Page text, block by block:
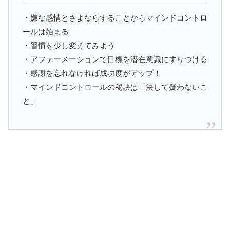
・嫌な感情とさよならすることからマインドコントロ
ールは始まる
・習慣を少し変えてみよう
・アファーメーションで目標を潜在意識にすりつける
・感謝を忘れなければ成功度がアップ！
・マインドコントロールの秘訣は「決して疑わないこ
と」